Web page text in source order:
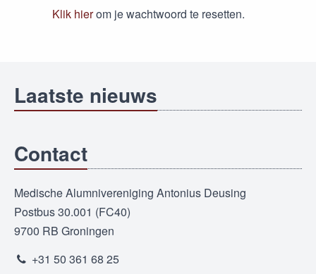
Klik hierom je wachtwoord te resetten.
Laatste nieuws
Contact
Medische Alumnivereniging Antonius Deusing
Postbus 30.001 (FC40)
9700 RB Groningen
+31 50 361 68 25